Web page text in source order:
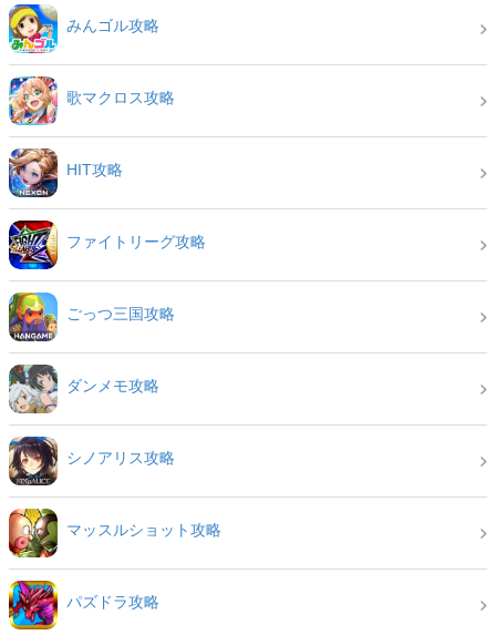
みんゴル攻略
歌マクロス攻略
HIT攻略
ファイトリーグ攻略
ごっつ三国攻略
ダンメモ攻略
シノアリス攻略
マッスルショット攻略
パズドラ攻略